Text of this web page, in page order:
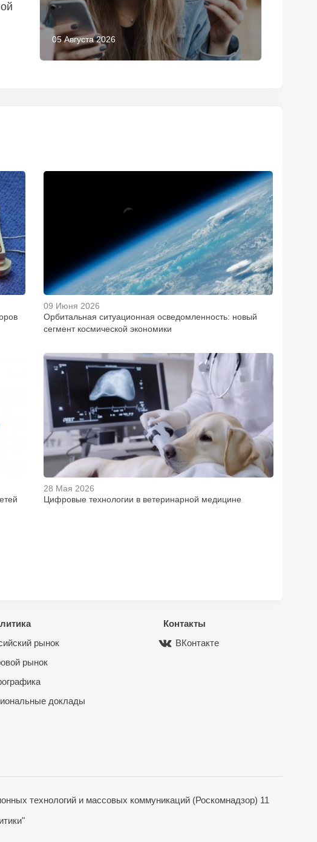
05 Августа 2026
09 Июня 2026
Орбитальная ситуационная осведомленность: новый
сегмент космической экономики
28 Мая 2026
Цифровые технологии в ветеринарной медицине
рынок
рынок
доклады
Контакты
ВКонтакте
технологий и массовых коммуникаций (Роскомнадзор) 11